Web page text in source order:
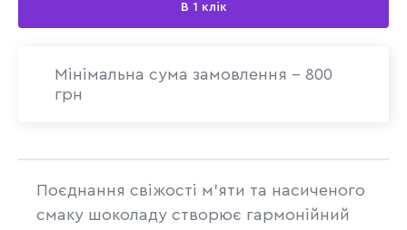
В 1 клік
Мінімальна сума замовлення - 800
грн
Поєднання свіжості м’яти та насиченого
смаку шоколаду створює гармонійний